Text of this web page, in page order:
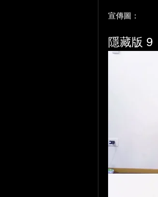
宣傳圖：
隱藏版 9